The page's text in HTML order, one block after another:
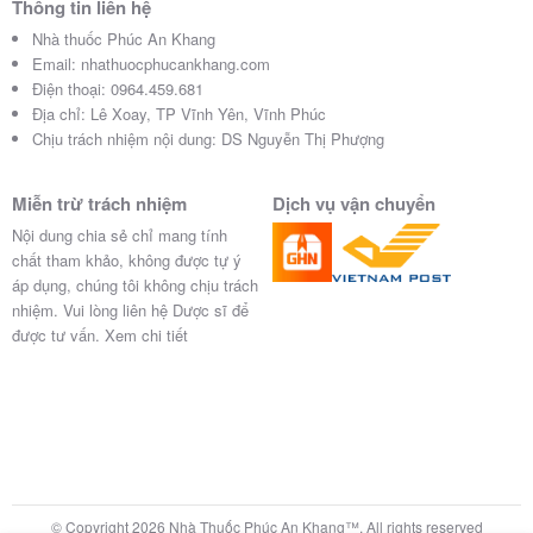
-Kiêng rượu, bia, thuốc lá, chất kích thích, cà phê,
chè, đồ uống có ga,…
-Uống nhiều nước, ngủ đủ mỗi ngày.
Hạn dùng và bảo quản thuốc Ebysta
như thế nào?
-Hạn dùng 24 tháng kể từ ngày sản xuất.
-Bảo quản nhiệt độ dưới 30
nhiêu?
Thông tin liên hệ
Nhà thuốc Phúc An Khang
Email: nhathuocphucankhang.com
Điện thoại: 0964.459.681
Địa chỉ: Lê Xoay, TP Vĩnh Yên, Vĩnh Phúc
Chịu trách nhiệm nội dung: DS Nguyễn Thị Phượng
Miễn trừ trách nhiệm
Nội dung chia sẻ chỉ mang tính
chất tham khảo, không được tự ý
áp dụng, chúng tôi không chịu trách
nhiệm. Vui lòng liên hệ Dược sĩ để
được tư vấn. Xem chi tiết
Dịch vụ vận chuyển
© Copyright 2026 Nhà Thuốc Phúc An Khang™, All rights reserved